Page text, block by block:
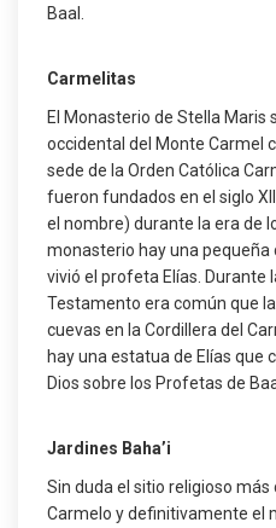
Baal.
Carmelitas
El Monasterio de Stella Maris
occidental del Monte Carmel
sede de la Orden Católica
fueron fundados en el siglo
el nombre) durante la era de
monasterio hay una pequeña
vivió el profeta Elías. Durante
Testamento era común que
cuevas en la Cordillera del
hay una estatua de Elías que
Dios sobre los Profetas de
Jardines Baha’i
Sin duda el sitio religioso
Carmelo y definitivamente el